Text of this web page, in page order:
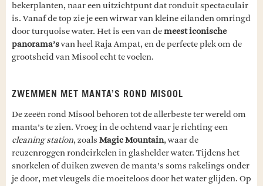
bekerplanten, naar een uitzichtpunt dat ronduit spectaculair
is. Vanaf de top zie je een wirwar van kleine eilanden omringd
door turquoise water. Het is een van demeest iconische
panorama’svan heel Raja Ampat, en de perfecte plek om de
grootsheid van Misool echt te voelen.
ZWEMMEN MET MANTA’S ROND MISOOL
De zeeën rond Misool behoren tot de allerbeste ter wereld om
manta’s te zien. Vroeg in de ochtend vaar je richting een
cleaning station, zoals Magic Mountain, waar de
reuzenroggen rondcirkelen in glashelder water. Tijdens het
snorkelen of duiken zweven de manta’s soms rakelings onder
je door, met vleugels die moeiteloos door het water glijden. Op